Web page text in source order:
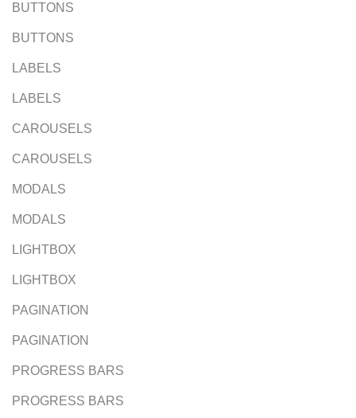
BUTTONS
BUTTONS
LABELS
LABELS
CAROUSELS
CAROUSELS
MODALS
MODALS
LIGHTBOX
LIGHTBOX
PAGINATION
PAGINATION
PROGRESS BARS
PROGRESS BARS